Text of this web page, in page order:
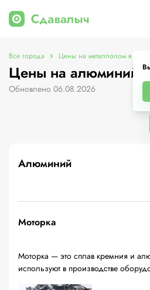
Все города Цены на металлолом в
Цены на алюминий в
Обновлено 06.08.2026
Алюминий
Моторка
Моторка — это сплав кремния и
используют в производстве